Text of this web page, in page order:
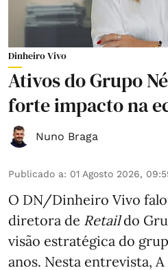
Dinheiro Vivo
Ativos do Grupo
forte impacto na
Nuno Braga
Publicado a: 01 Agosto 2026,
O DN/Dinheiro Vivo
diretora de Retaildo
visão estratégica do
anos. Nesta entrevista,